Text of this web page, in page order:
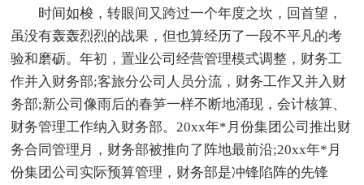
时间如梭，转眼间又跨过一个年度之坎，回首望，
虽没有轰轰烈烈的战果，但也算经历了一段不平凡的考
验和磨砺。年初，置业公司经营管理模式调整，财务工
作并入财务部;客旅分公司人员分流，财务工作又并入财
务部;新公司像雨后的春笋一样不断地涌现，会计核算、
财务管理工作纳入财务部。20xx年*月份集团公司推出财
务合同管理月，财务部被推向了阵地最前沿;20xx年*月
份集团公司实际预算管理，财务部是冲锋陷阵的先锋